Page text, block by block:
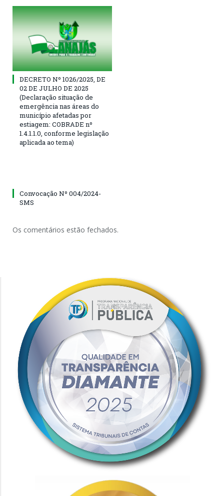
DECRETO Nº 1026/2025, DE
02 DE JULHO DE 2025
(Declaração situação de
emergência nas áreas do
município afetadas por
estiagem: COBRADE nº
1.4.1.1.0, conforme legislação
aplicada ao tema)
Convocação Nº 004/2024-
SMS
Os comentários estão fechados.